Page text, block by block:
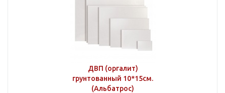
ДВП (оргалит)
грунтованный 10*15см.
(Альбатрос)